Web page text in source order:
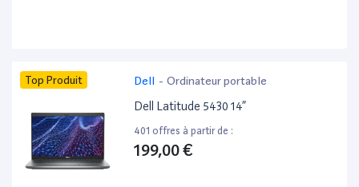
Top Produit Dell - Ordinateur portable
Dell Latitude 5430 14”
401 offres à partir de :
199,00 €